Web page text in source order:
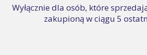
Wyłącznie dla osób, które
zakupioną w ciągu 5